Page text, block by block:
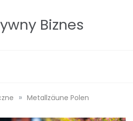
Biznes
» Metallzäune Polen